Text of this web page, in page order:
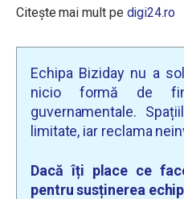
Citește mai mult pe digi24.ro
Echipa Biziday nu a
nicio formă de
guvernamentale.
limitate, iar reclama
Dacă îți place ce
pentru susținerea